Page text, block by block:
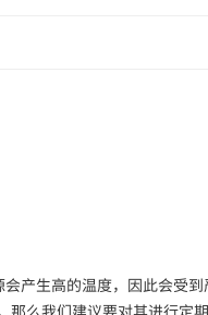
产生高的温度，因此会受
么我们建议要对其进行定期